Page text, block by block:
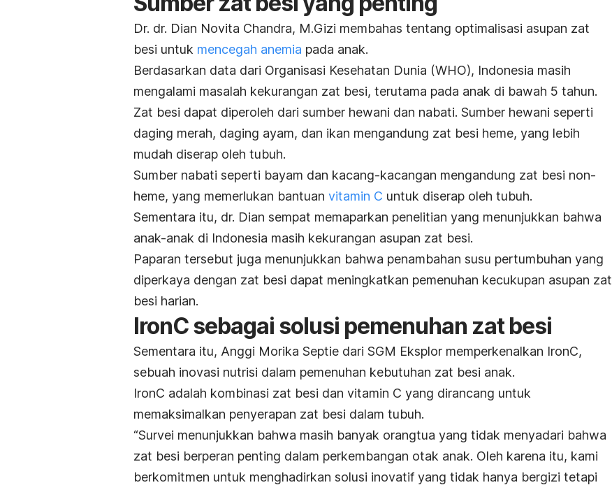
Dr. dr. Dian Novita Chandra, M.Gizi membahas tentang optimalisasi asupan zat
besi untuk mencegah anemia pada anak.
Berdasarkan data dari Organisasi Kesehatan Dunia (WHO), Indonesia masih
mengalami masalah kekurangan zat besi, terutama pada anak di bawah 5 tahun.
Zat besi dapat diperoleh dari sumber hewani dan nabati. Sumber hewani seperti
daging merah, daging ayam, dan ikan mengandung zat besi heme, yang lebih
mudah diserap oleh tubuh.
Sumber nabati seperti bayam dan kacang-kacangan mengandung zat besi non-
heme, yang memerlukan bantuan vitamin C untuk diserap oleh tubuh.
Sementara itu, dr. Dian sempat memaparkan penelitian yang menunjukkan bahwa
anak-anak di Indonesia masih kekurangan asupan zat besi.
Paparan tersebut juga menunjukkan bahwa penambahan susu pertumbuhan yang
diperkaya dengan zat besi dapat meningkatkan pemenuhan kecukupan asupan zat
besi harian.
IronC sebagai solusi pemenuhan zat besi
Sementara itu, Anggi Morika Septie dari SGM Eksplor memperkenalkan IronC,
sebuah inovasi nutrisi dalam pemenuhan kebutuhan zat besi anak.
IronC adalah kombinasi zat besi dan vitamin C yang dirancang untuk
memaksimalkan penyerapan zat besi dalam tubuh.
“Survei menunjukkan bahwa masih banyak orangtua yang tidak menyadari bahwa
zat besi berperan penting dalam perkembangan otak anak. Oleh karena itu, kami
berkomitmen untuk menghadirkan solusi inovatif yang tidak hanya bergizi tetapi